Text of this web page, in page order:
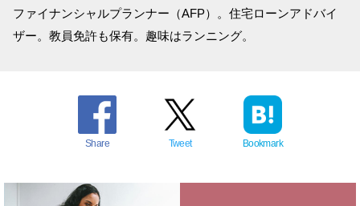
ファイナンシャルプランナー（AFP）。住宅ローンアドバイ
ザー。教員免許も保有。趣味はランニング。
Share Tweet Bookmark